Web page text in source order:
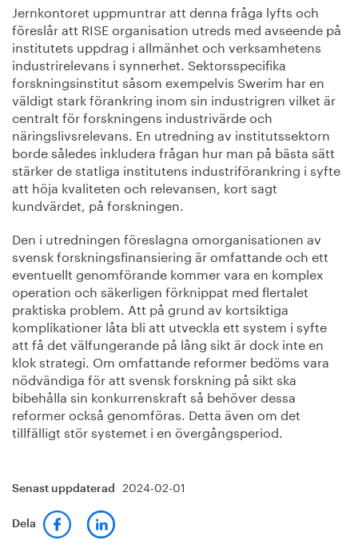
Jernkontoret uppmuntrar att denna fråga lyfts och
föreslår att RISE organisation utreds med avseende på
institutets uppdrag i allmänhet och verksamhetens
industrirelevans i synnerhet. Sektorsspecifika
forskningsinstitut såsom exempelvis Swerim har en
väldigt stark förankring inom sin industrigren vilket är
centralt för forskningens industrivärde och
näringslivsrelevans. En utredning av institutssektorn
borde således inkludera frågan hur man på bästa sätt
stärker de statliga institutens industriförankring i syfte
att höja kvaliteten och relevansen, kort sagt
kundvärdet, på forskningen.
Den i utredningen föreslagna omorganisationen av
svensk forskningsfinansiering är omfattande och ett
eventuellt genomförande kommer vara en komplex
operation och säkerligen förknippat med flertalet
praktiska problem. Att på grund av kortsiktiga
komplikationer låta bli att utveckla ett system i syfte
att få det välfungerande på lång sikt är dock inte en
klok strategi. Om omfattande reformer bedöms vara
nödvändiga för att svensk forskning på sikt ska
bibehålla sin konkurrenskraft så behöver dessa
reformer också genomföras. Detta även om det
tillfälligt stör systemet i en övergångsperiod.
Senast uppdaterad 2024-02-01
Dela